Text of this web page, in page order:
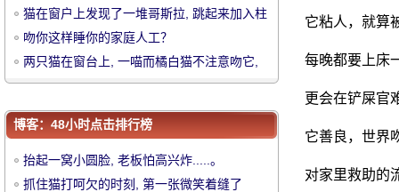
华
它粘人，就算
每晚都要上床
更会在铲屎官
它善良，世界
对家里救助的
但是.....。
猫在窗户上发现了一堆哥斯拉, 跳起来加入柱
子, 然后.....。
吻你这样睡你的家庭人工？
两只猫在窗台上, 一喵而橘白猫不注意吻它,
但是.....。
猫在窗户上发现了一堆哥斯拉, 跳起来加入柱
子, 然后.....。
吻你这样睡你的家庭人工？
两只猫在窗台上, 一喵而橘白猫不注意吻它,
笑喷..。
博客：48小时点击排行榜
抬起一窝小圆脸, 老板怕高兴炸.....。
抓住猫打呵欠的时刻, 第一张微笑着缝了